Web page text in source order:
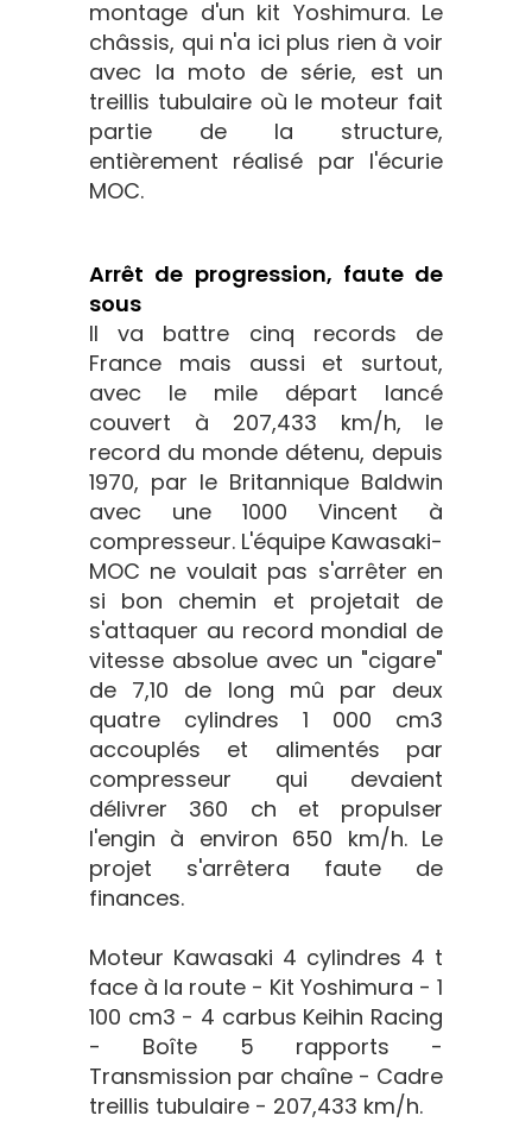
montage d'un kit Yoshimura. Le
châssis, qui n'a ici plus rien à voir
avec la moto de série, est un
treillis tubulaire où le moteur fait
partie de la structure,
entièrement réalisé par l'écurie
MOC.
Arrêt de progression, faute de
sous
Il va battre cinq records de
France mais aussi et surtout,
avec le mile départ lancé
couvert à 207,433 km/h, le
record du monde détenu, depuis
1970, par le Britannique Baldwin
avec une 1000 Vincent à
compresseur. L'équipe Kawasaki-
MOC ne voulait pas s'arrêter en
si bon chemin et projetait de
s'attaquer au record mondial de
vitesse absolue avec un "cigare"
de 7,10 de long mû par deux
quatre cylindres 1 000 cm3
accouplés et alimentés par
compresseur qui devaient
délivrer 360 ch et propulser
l'engin à environ 650 km/h. Le
projet s'arrêtera faute de
finances.
Moteur Kawasaki 4 cylindres 4 t
face à la route - Kit Yoshimura - 1
100 cm3 - 4 carbus Keihin Racing
- Boîte 5 rapports -
Transmission par chaîne - Cadre
treillis tubulaire - 207,433 km/h.